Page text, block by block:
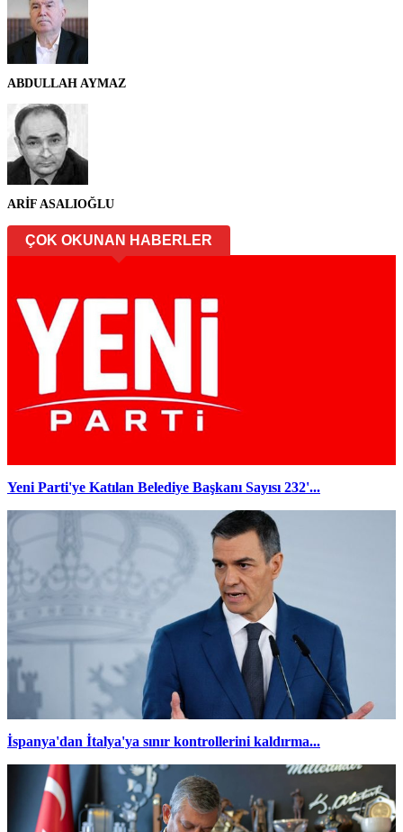
ABDULLAH AYMAZ
ARİF ASALIOĞLU
ÇOK OKUNAN HABERLER
Yeni Parti'ye Katılan Belediye Başkanı Sayısı 232'...
İspanya'dan İtalya'ya sınır kontrollerini kaldırma...